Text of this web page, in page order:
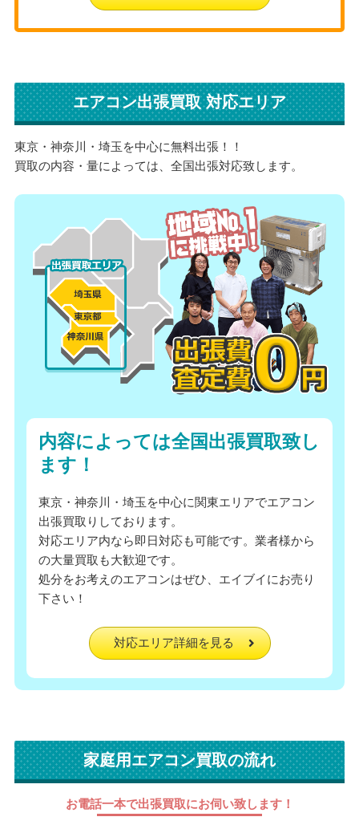
エアコン出張買取 対応エリア
東京・神奈川・埼玉を中心に無料出張！！
買取の内容・量によっては、全国出張対応致します。
内容によっては全国出張買取致し
ます！
東京・神奈川・埼玉を中心に関東エリアでエアコン
出張買取りしております。
対応エリア内なら即日対応も可能です。業者様から
の大量買取も大歓迎です。
処分をお考えのエアコンはぜひ、エイブイにお売り
下さい！
対応エリア詳細を見る
家庭用エアコン買取の流れ
お電話一本で出張買取にお伺い致します！